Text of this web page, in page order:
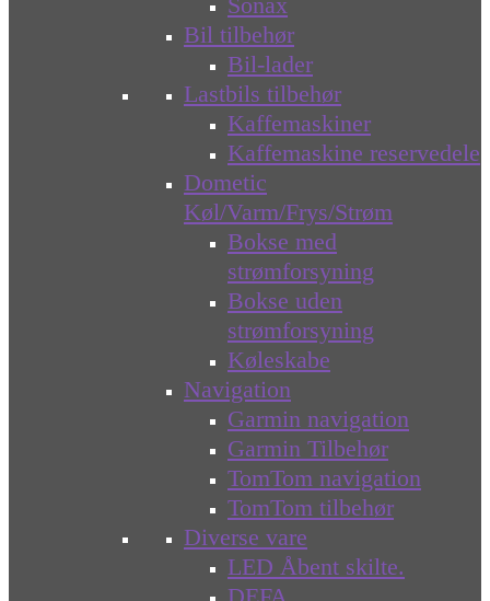
Bil tilbehør
Bil-lader
Lastbils tilbehør
Kaffemaskiner
Kaffemaskine reservedele
Dometic
Køl/Varm/Frys/Strøm
Bokse med
strømforsyning
Bokse uden
strømforsyning
Køleskabe
Navigation
Garmin navigation
Garmin Tilbehør
TomTom navigation
TomTom tilbehør
Diverse vare
LED Åbent skilte.